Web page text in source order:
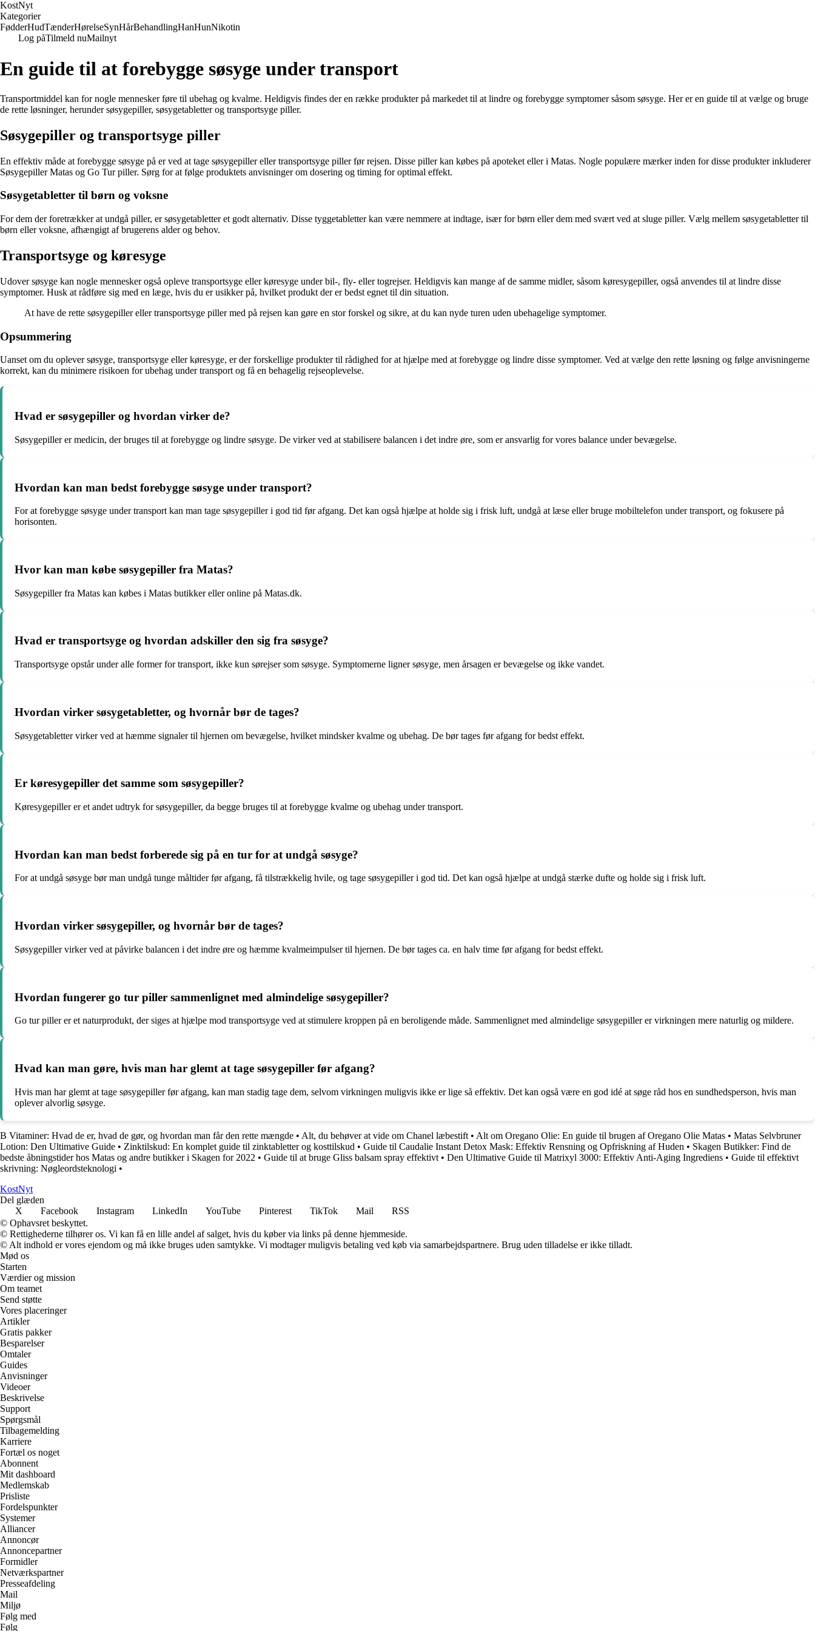
KostNyt
Kategorier
FødderHudTænderHørelseSynHårBehandlingHanHunNikotin
Log påTilmeld nuMailnyt
En guide til at forebygge søsyge under transport
Transportmiddel kan for nogle mennesker føre til ubehag og kvalme. Heldigvis findes der en række produkter på markedet til at lindre og forebygge symptomer såsom søsyge. Her er en guide til at vælge og bruge
de rette løsninger, herunder søsygepiller, søsygetabletter og transportsyge piller.
Søsygepiller og transportsyge piller
En effektiv måde at forebygge søsyge på er ved at tage søsygepiller eller transportsyge piller før rejsen. Disse piller kan købes på apoteket eller i Matas. Nogle populære mærker inden for disse produkter inkluderer
Søsygepiller Matas og Go Tur piller. Sørg for at følge produktets anvisninger om dosering og timing for optimal effekt.
Søsygetabletter til børn og voksne
For dem der foretrækker at undgå piller, er søsygetabletter et godt alternativ. Disse tyggetabletter kan være nemmere at indtage, især for børn eller dem med svært ved at sluge piller. Vælg mellem søsygetabletter til
børn eller voksne, afhængigt af brugerens alder og behov.
Transportsyge og køresyge
Udover søsyge kan nogle mennesker også opleve transportsyge eller køresyge under bil-, fly- eller togrejser. Heldigvis kan mange af de samme midler, såsom køresygepiller, også anvendes til at lindre disse
symptomer. Husk at rådføre sig med en læge, hvis du er usikker på, hvilket produkt der er bedst egnet til din situation.
At have de rette søsygepiller eller transportsyge piller med på rejsen kan gøre en stor forskel og sikre, at du kan nyde turen uden ubehagelige symptomer.
Opsummering
Uanset om du oplever søsyge, transportsyge eller køresyge, er der forskellige produkter til rådighed for at hjælpe med at forebygge og lindre disse symptomer. Ved at vælge den rette løsning og følge anvisningerne
korrekt, kan du minimere risikoen for ubehag under transport og få en behagelig rejseoplevelse.
Hvad er søsygepiller og hvordan virker de?
Søsygepiller er medicin, der bruges til at forebygge og lindre søsyge. De virker ved at stabilisere balancen i det indre øre, som er ansvarlig for vores balance under bevægelse.
Hvordan kan man bedst forebygge søsyge under transport?
For at forebygge søsyge under transport kan man tage søsygepiller i god tid før afgang. Det kan også hjælpe at holde sig i frisk luft, undgå at læse eller bruge mobiltelefon under transport, og fokusere på
horisonten.
Hvor kan man købe søsygepiller fra Matas?
Søsygepiller fra Matas kan købes i Matas butikker eller online på Matas.dk.
Hvad er transportsyge og hvordan adskiller den sig fra søsyge?
Transportsyge opstår under alle former for transport, ikke kun sørejser som søsyge. Symptomerne ligner søsyge, men årsagen er bevægelse og ikke vandet.
Hvordan virker søsygetabletter, og hvornår bør de tages?
Søsygetabletter virker ved at hæmme signaler til hjernen om bevægelse, hvilket mindsker kvalme og ubehag. De bør tages før afgang for bedst effekt.
Er køresygepiller det samme som søsygepiller?
Køresygepiller er et andet udtryk for søsygepiller, da begge bruges til at forebygge kvalme og ubehag under transport.
Hvordan kan man bedst forberede sig på en tur for at undgå søsyge?
For at undgå søsyge bør man undgå tunge måltider før afgang, få tilstrækkelig hvile, og tage søsygepiller i god tid. Det kan også hjælpe at undgå stærke dufte og holde sig i frisk luft.
Hvordan virker søsygepiller, og hvornår bør de tages?
Søsygepiller virker ved at påvirke balancen i det indre øre og hæmme kvalmeimpulser til hjernen. De bør tages ca. en halv time før afgang for bedst effekt.
Hvordan fungerer go tur piller sammenlignet med almindelige søsygepiller?
Go tur piller er et naturprodukt, der siges at hjælpe mod transportsyge ved at stimulere kroppen på en beroligende måde. Sammenlignet med almindelige søsygepiller er virkningen mere naturlig og mildere.
Hvad kan man gøre, hvis man har glemt at tage søsygepiller før afgang?
Hvis man har glemt at tage søsygepiller før afgang, kan man stadig tage dem, selvom virkningen muligvis ikke er lige så effektiv. Det kan også være en god idé at søge råd hos en sundhedsperson, hvis man
oplever alvorlig søsyge.
B Vitaminer: Hvad de er, hvad de gør, og hvordan man får den rette mængde • Alt, du behøver at vide om Chanel læbestift • Alt om Oregano Olie: En guide til brugen af Oregano Olie Matas • Matas Selvbruner
Lotion: Den Ultimative Guide • Zinktilskud: En komplet guide til zinktabletter og kosttilskud • Guide til Caudalie Instant Detox Mask: Effektiv Rensning og Opfriskning af Huden • Skagen Butikker: Find de
bedste åbningstider hos Matas og andre butikker i Skagen for 2022 • Guide til at bruge Gliss balsam spray effektivt • Den Ultimative Guide til Matrixyl 3000: Effektiv Anti-Aging Ingrediens • Guide til effektivt
skrivning: Nøgleordsteknologi •
KostNyt
Del glæden
X
Facebook Instagram LinkedIn YouTube Pinterest TikTok Mail
RSS
© Ophavsret beskyttet.
© Rettighederne tilhører os. Vi kan få en lille andel af salget, hvis du køber via links på denne hjemmeside.
© Alt indhold er vores ejendom og må ikke bruges uden samtykke. Vi modtager muligvis betaling ved køb via samarbejdspartnere. Brug uden tilladelse er ikke tilladt.
Mød os
Starten
Værdier og mission
Om teamet
Send støtte
Vores placeringer
Artikler
Gratis pakker
Besparelser
Omtaler
Guides
Anvisninger
Videoer
Beskrivelse
Support
Spørgsmål
Tilbagemelding
Karriere
Fortæl os noget
Abonnent
Mit dashboard
Medlemskab
Prisliste
Fordelspunkter
Systemer
Alliancer
Annoncør
Annoncepartner
Formidler
Netværkspartner
Presseafdeling
Mail
Miljø
Følg med
Følg